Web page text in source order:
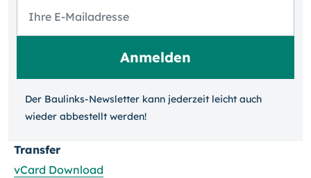
Der Baulinks-Newsletter kann jeder­zeit leicht auch
wieder ab­bestellt werden!
Transfer
vCard Download